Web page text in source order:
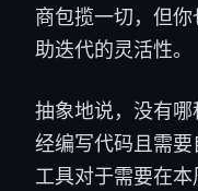
商包揽一切，但
助迭代的灵活性。
抽象地说，没有
经编写代码且需
工具对于需要在